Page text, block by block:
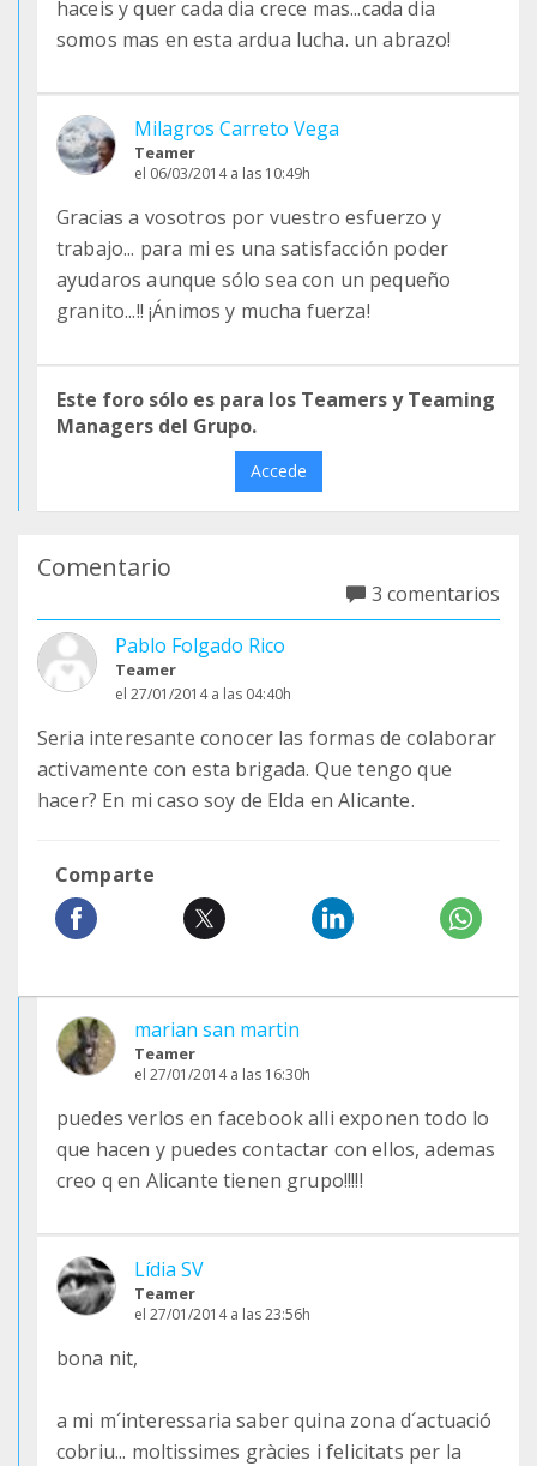
haceis y quer cada dia crece mas...cada dia
somos mas en esta ardua lucha. un abrazo!
Milagros Carreto Vega
Teamer
el 06/03/2014 a las 10:49h
Gracias a vosotros por vuestro esfuerzo y
trabajo... para mi es una satisfacción poder
ayudaros aunque sólo sea con un pequeño
granito...!! ¡Ánimos y mucha fuerza!
Este foro sólo es para los Teamers y Teaming
Managers del Grupo.
Accede
Comentario
3 comentarios
Pablo Folgado Rico
Teamer
el 27/01/2014 a las 04:40h
Seria interesante conocer las formas de colaborar
activamente con esta brigada. Que tengo que
hacer? En mi caso soy de Elda en Alicante.
Comparte
marian san martin
Teamer
el 27/01/2014 a las 16:30h
puedes verlos en facebook alli exponen todo lo
que hacen y puedes contactar con ellos, ademas
creo q en Alicante tienen grupo!!!!!
Lídia SV
Teamer
el 27/01/2014 a las 23:56h
bona nit,
a mi m´interessaria saber quina zona d´actuació
cobriu... moltissimes gràcies i felicitats per la